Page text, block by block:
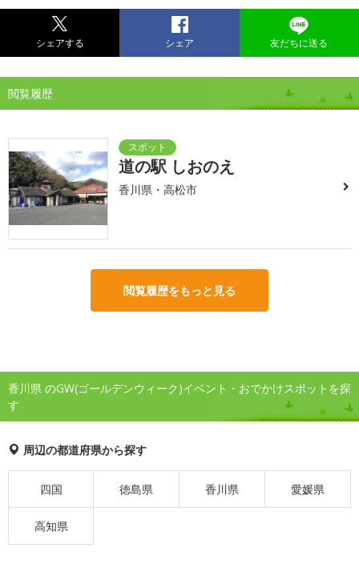
シェアする シェア 友だちに送る
閲覧履歴
道の駅 しおのえ
香川県・高松市
閲覧履歴をもっと見る
香川県 のGW(ゴールデンウィーク)イベント・おでかけスポットを探
す
周辺の都道府県から探す
四国 徳島県 香川県 愛媛県
高知県